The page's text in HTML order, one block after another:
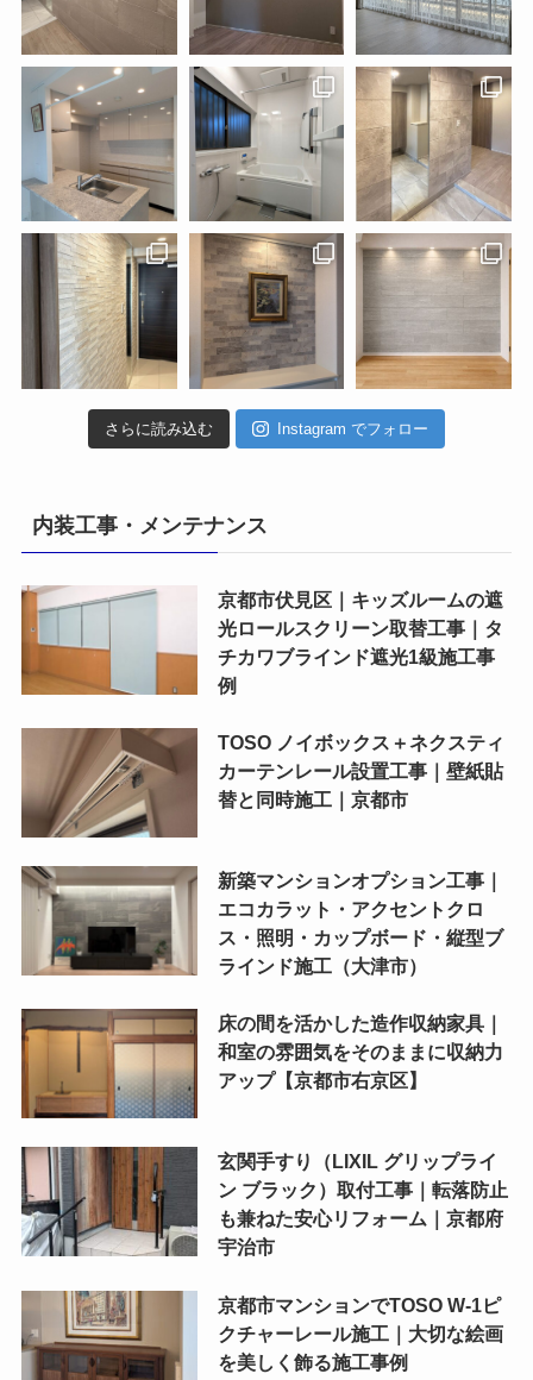
さらに読み込む Instagram でフォロー
内装工事・メンテナンス
京都市伏見区｜キッズルームの遮
光ロールスクリーン取替工事｜タ
チカワブラインド遮光1級施工事
例
TOSO ノイボックス＋ネクスティ
カーテンレール設置工事｜壁紙貼
替と同時施工｜京都市
新築マンションオプション工事｜
エコカラット・アクセントクロ
ス・照明・カップボード・縦型ブ
ラインド施工（大津市）
床の間を活かした造作収納家具｜
和室の雰囲気をそのままに収納力
アップ【京都市右京区】
玄関手すり（LIXIL グリップライ
ン ブラック）取付工事｜転落防止
も兼ねた安心リフォーム｜京都府
宇治市
京都市マンションでTOSO W-1ピ
クチャーレール施工｜大切な絵画
を美しく飾る施工事例